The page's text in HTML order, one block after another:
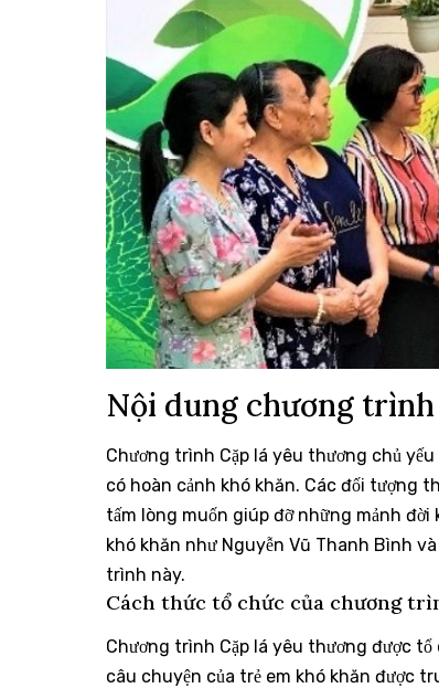
Nội dung chương
Chương trình Cặp lá yêu thương chủ
có hoàn cảnh khó khăn. Các đối tượng
tấm lòng muốn giúp đỡ những mảnh
khó khăn như Nguyễn Vũ Thanh Bình
trình này.
Cách thức tổ chức của chương
Chương trình Cặp lá yêu thương được
câu chuyện của trẻ em khó khăn được